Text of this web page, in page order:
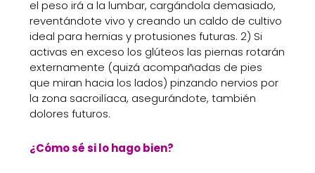
el peso irá a la lumbar, cargándola demasiado,
reventándote vivo y creando un caldo de cultivo
ideal para hernias y protusiones futuras. 2) Si
activas en exceso los glúteos las piernas rotarán
externamente (quizá acompañadas de pies
que miran hacia los lados) pinzando nervios por
la zona sacroilíaca, asegurándote, también
dolores futuros.
¿Cómo sé si lo hago bien?